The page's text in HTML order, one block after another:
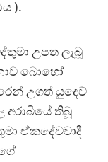
).
උපත ලැබූ
බොහෝ
උගත් යුදෙව්
තිබූ
ඒකදේවවාදී